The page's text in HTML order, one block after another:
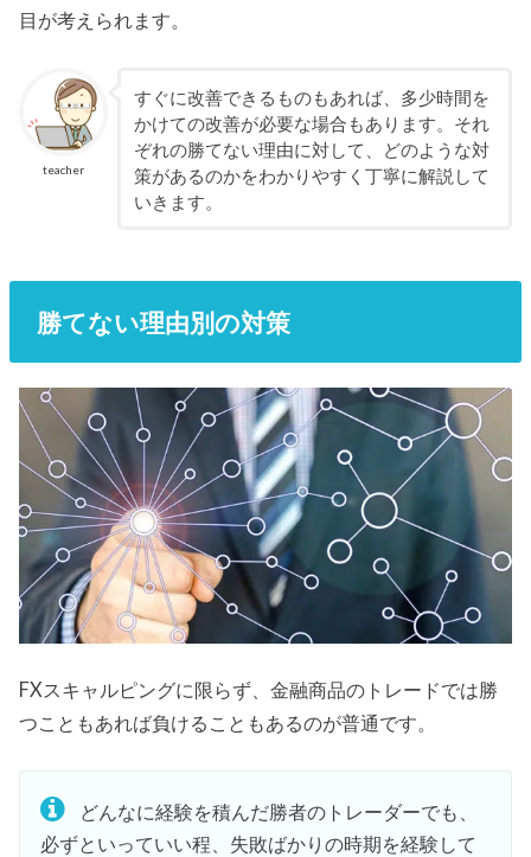
目が考えられます。
teacher
すぐに改善できるものもあれば、多少時間を
かけての改善が必要な場合もあります。それ
ぞれの勝てない理由に対して、どのような対
策があるのかをわかりやすく丁寧に解説して
いきます。
勝てない理由別の対策
FXスキャルピングに限らず、金融商品のトレードでは勝
つこともあれば負けることもあるのが普通です。
どんなに経験を積んだ勝者のトレーダーでも、
必ずといっていい程、失敗ばかりの時期を経験して